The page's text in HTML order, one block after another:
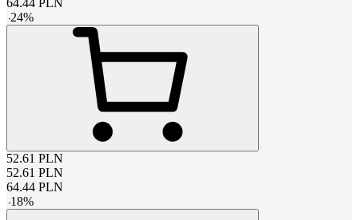
-24%
52.61 PLN
52.61 PLN
64.44 PLN
-18%